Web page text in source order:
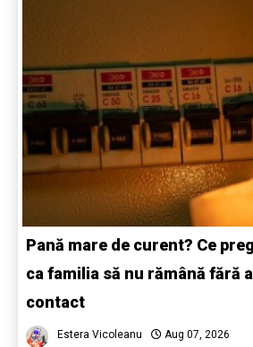
Pană mare de curent? Ce
ca familia să nu rămână fără
contact
Estera Vicoleanu Aug 07, 2026